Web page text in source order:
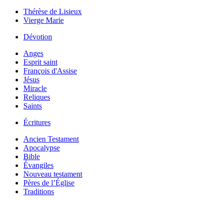
Thérèse de Lisieux
Vierge Marie
Dévotion
Anges
Esprit saint
François d'Assise
Jésus
Miracle
Reliques
Saints
Écritures
Ancien Testament
Apocalypse
Bible
Évangiles
Nouveau testament
Pères de l’Église
Traditions